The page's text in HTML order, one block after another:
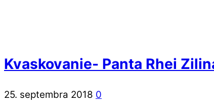
Kvaskovanie- Panta Rhei
25. septembra 2018 0